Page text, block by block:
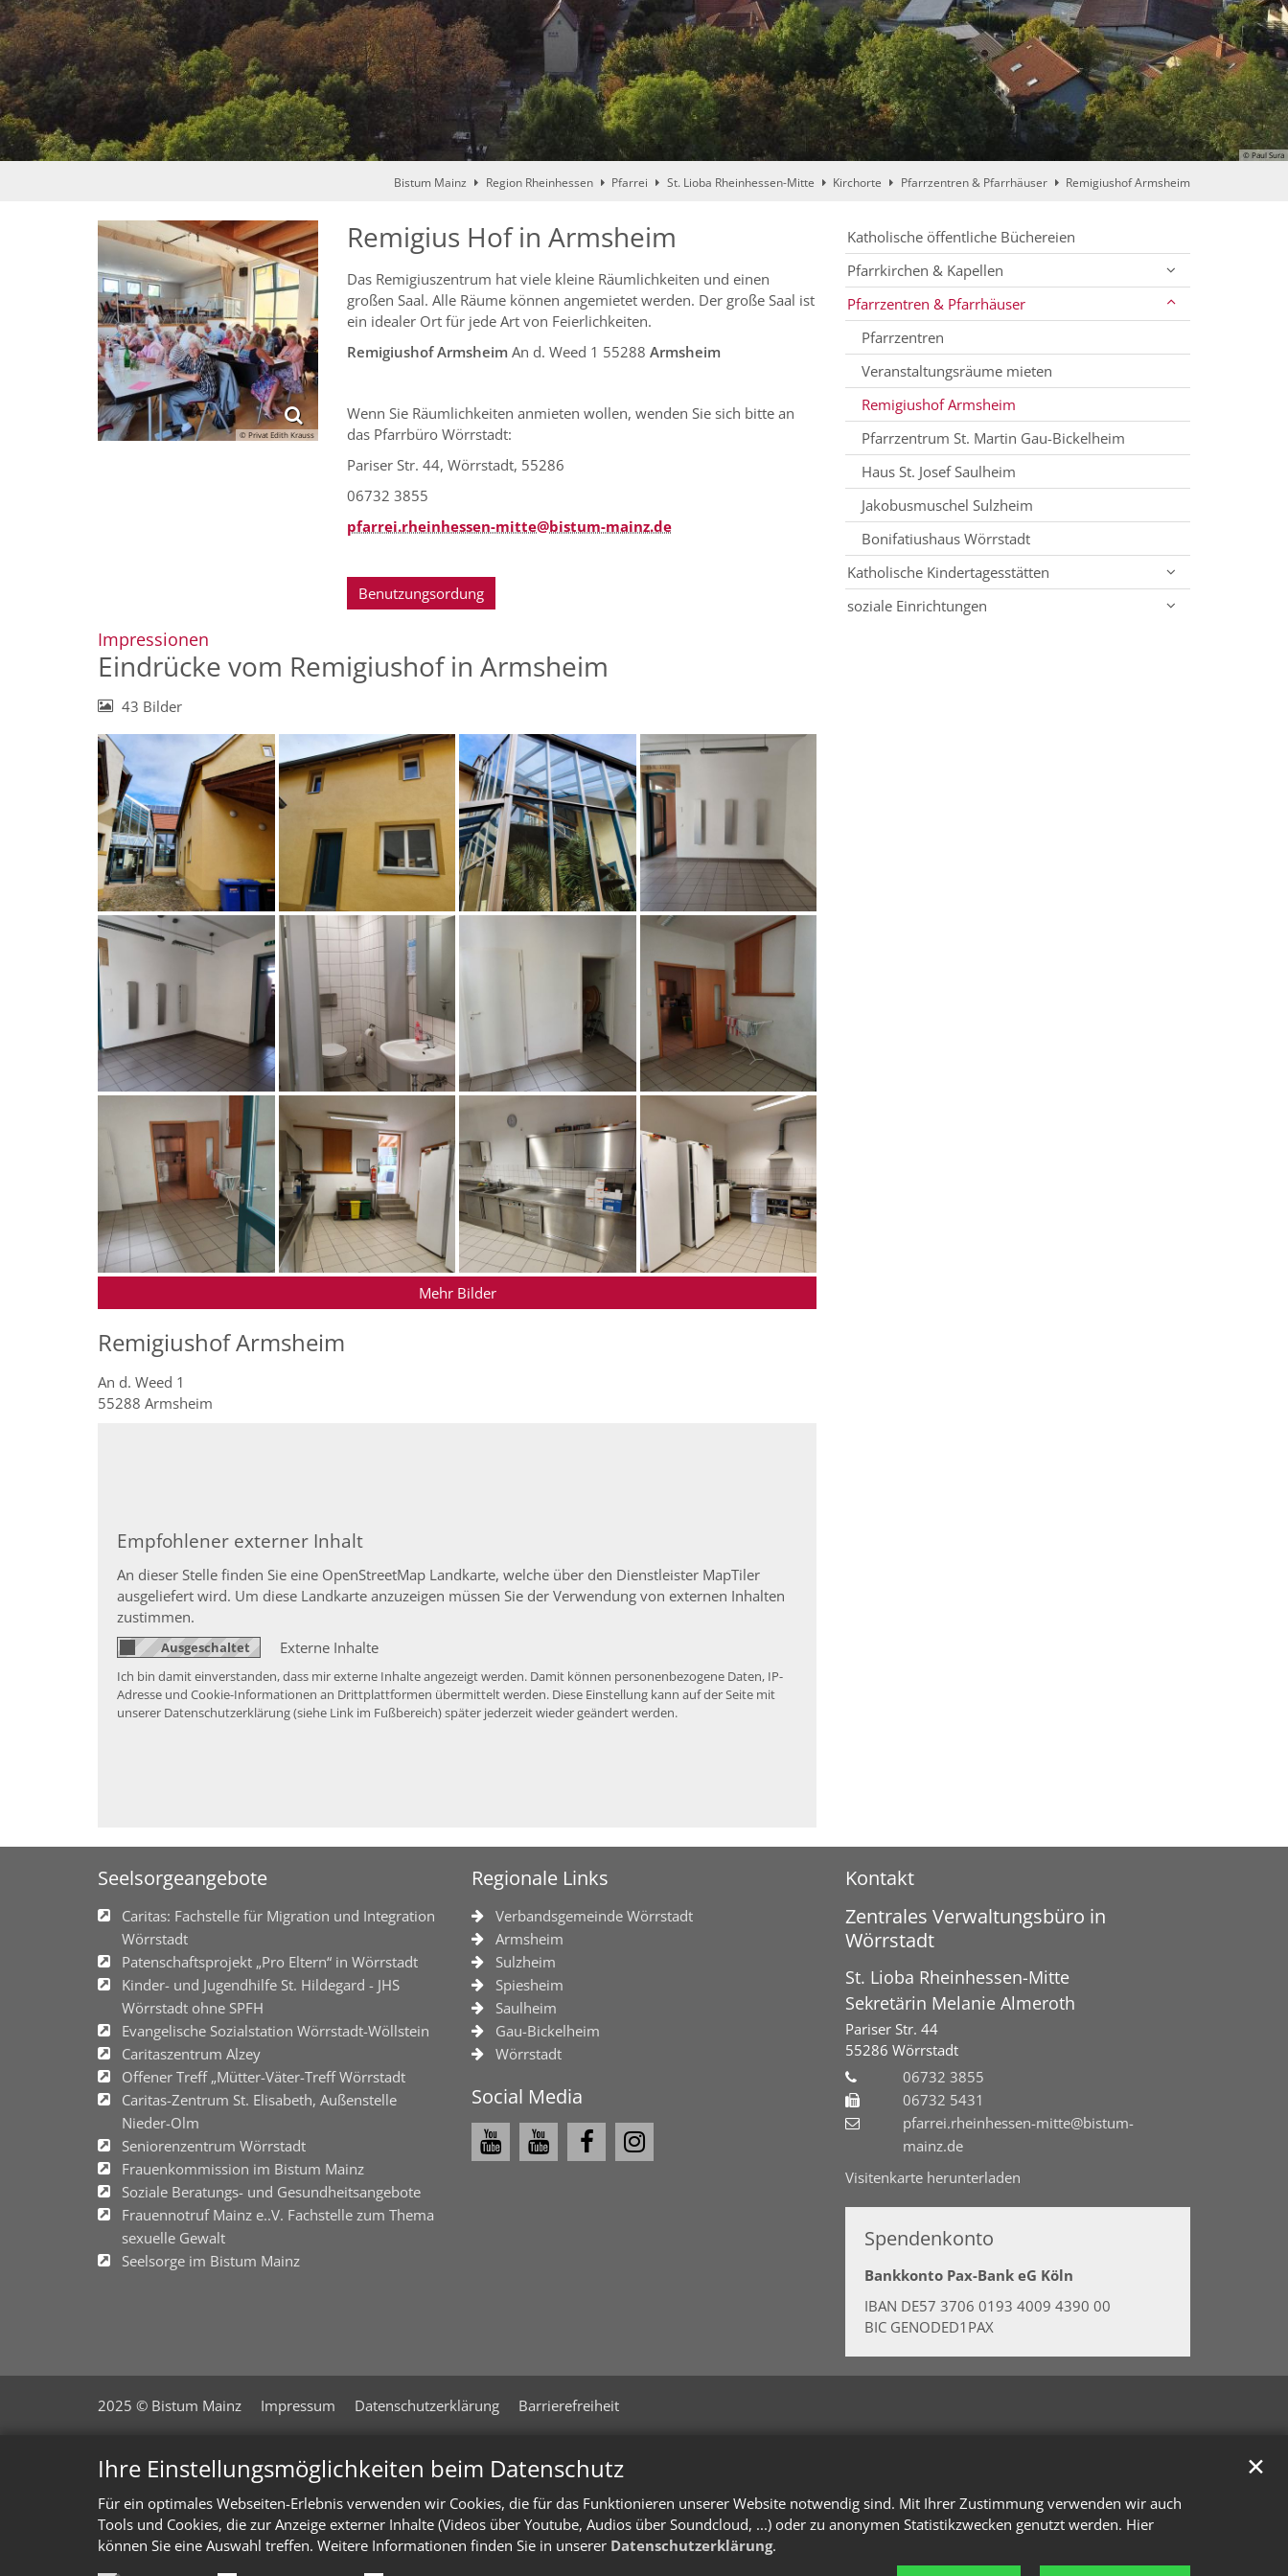
Ihre Einstellungsmöglichkeiten beim Datenschutz
Für ein optimales Webseiten-Erlebnis verwenden wir Cookies, die für das Funktionieren unserer Website notwendig sind. Mit Ihrer Zustimmung verwenden wir auch
Tools und Cookies, die zur Anzeige externer Inhalte (Videos über Youtube, Audios über Soundcloud, ...) oder zu anonymen Statistikzwecken genutzt werden. Hier
können Sie eine Auswahl treffen. Weitere Informationen finden Sie in unserer Datenschutzerklärung.
✕
© Paul Sura
Bistum Mainz Region Rheinhessen Pfarrei St. Lioba Rheinhessen-Mitte Kirchorte Pfarrzentren & Pfarrhäuser Remigiushof Armsheim
© Privat Edith Krauss
Remigius Hof in Armsheim
Das Remigiuszentrum hat viele kleine Räumlichkeiten und einen
großen Saal. Alle Räume können angemietet werden. Der große Saal ist
ein idealer Ort für jede Art von Feierlichkeiten.
Remigiushof Armsheim An d. Weed 1 55288 Armsheim
Wenn Sie Räumlichkeiten anmieten wollen, wenden Sie sich bitte an
das Pfarrbüro Wörrstadt:
Pariser Str. 44, Wörrstadt, 55286
06732 3855
pfarrei.rheinhessen-mitte@bistum-mainz.de
Benutzungsordung
Impressionen
Eindrücke vom Remigiushof in Armsheim
43 Bilder
Mehr Bilder
Remigiushof Armsheim
An d. Weed 1
55288 Armsheim
Empfohlener externer Inhalt
An dieser Stelle finden Sie eine OpenStreetMap Landkarte, welche über den Dienstleister MapTiler
ausgeliefert wird. Um diese Landkarte anzuzeigen müssen Sie der Verwendung von externen Inhalten
zustimmen.
Externe Inhalte
Ich bin damit einverstanden, dass mir externe Inhalte angezeigt werden. Damit können personenbezogene Daten, IP-
Adresse und Cookie-Informationen an Drittplattformen übermittelt werden. Diese Einstellung kann auf der Seite mit
unserer Datenschutzerklärung (siehe Link im Fußbereich) später jederzeit wieder geändert werden.
Katholische öffentliche Büchereien
Pfarrkirchen & Kapellen
Pfarrzentren & Pfarrhäuser
Pfarrzentren
Veranstaltungsräume mieten
Remigiushof Armsheim
Pfarrzentrum St. Martin Gau-Bickelheim
Haus St. Josef Saulheim
Jakobusmuschel Sulzheim
Bonifatiushaus Wörrstadt
Katholische Kindertagesstätten
soziale Einrichtungen
Seelsorgeangebote
Caritas: Fachstelle für Migration und Integration
Wörrstadt
Patenschaftsprojekt „Pro Eltern“ in Wörrstadt
Kinder- und Jugendhilfe St. Hildegard - JHS
Wörrstadt ohne SPFH
Evangelische Sozialstation Wörrstadt-Wöllstein
Caritaszentrum Alzey
Offener Treff „Mütter-Väter-Treff Wörrstadt
Caritas-Zentrum St. Elisabeth, Außenstelle
Nieder-Olm
Seniorenzentrum Wörrstadt
Frauenkommission im Bistum Mainz
Soziale Beratungs- und Gesundheitsangebote
Frauennotruf Mainz e..V. Fachstelle zum Thema
sexuelle Gewalt
Seelsorge im Bistum Mainz
Regionale Links
Verbandsgemeinde Wörrstadt
Armsheim
Sulzheim
Spiesheim
Saulheim
Gau-Bickelheim
Wörrstadt
Social Media
Kontakt
Zentrales Verwaltungsbüro in
Wörrstadt
St. Lioba Rheinhessen-Mitte
Sekretärin Melanie Almeroth
Pariser Str. 44
55286 Wörrstadt
06732 3855
06732 5431
pfarrei.rheinhessen-mitte@bistum-
mainz.de
Visitenkarte herunterladen
Spendenkonto
Bankkonto Pax-Bank eG Köln
IBAN DE57 3706 0193 4009 4390 00
BIC GENODED1PAX
2025 © Bistum Mainz Impressum Datenschutzerklärung Barrierefreiheit